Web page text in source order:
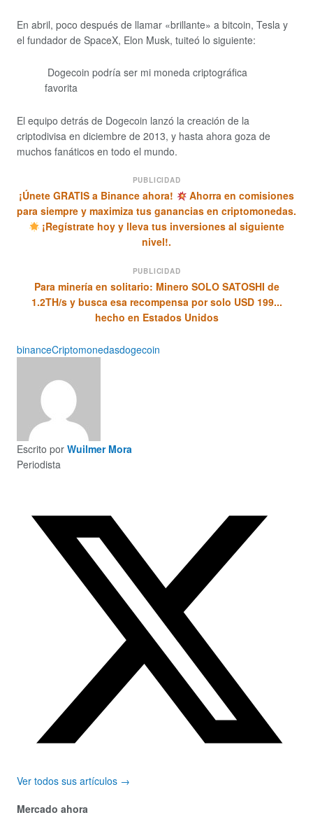
En abril, poco después de llamar «brillante» a bitcoin, Tesla y
el fundador de SpaceX, Elon Musk, tuiteó lo siguiente:
Dogecoin podría ser mi moneda criptográfica
favorita
El equipo detrás de Dogecoin lanzó la creación de la
criptodivisa en diciembre de 2013, y hasta ahora goza de
muchos fanáticos en todo el mundo.
PUBLICIDAD
¡Únete GRATIS a Binance ahora!
Ahorra en comisiones
para siempre y maximiza tus ganancias en criptomonedas.
¡Regístrate hoy y lleva tus inversiones al siguiente
nivel!.
PUBLICIDAD
Para minería en solitario: Minero SOLO SATOSHI de
1.2TH/s y busca esa recompensa por solo USD 199...
hecho en Estados Unidos
binanceCriptomonedasdogecoin
Escrito por Wuilmer Mora
Periodista
Ver todos sus artículos →
Mercado ahora